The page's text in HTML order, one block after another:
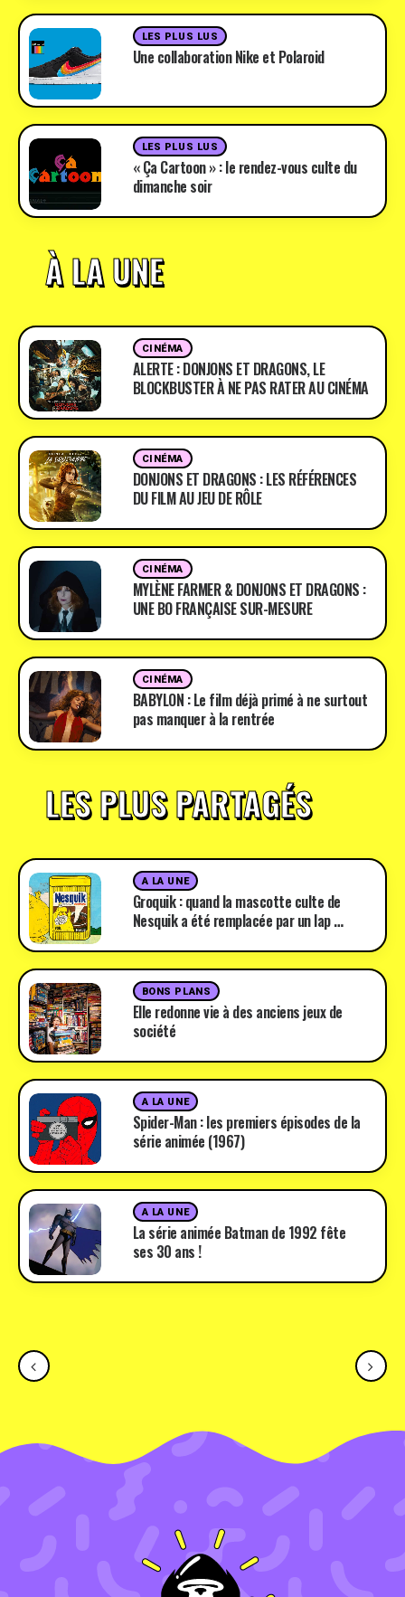
LES PLUS LUS
Une collaboration Nike et Polaroid
LES PLUS LUS
« Ça Cartoon » : le rendez-vous culte du
dimanche soir
À LA UNE
CINÉMA
ALERTE : DONJONS ET DRAGONS, LE
BLOCKBUSTER À NE PAS RATER AU CINÉMA
CINÉMA
DONJONS ET DRAGONS : LES RÉFÉRENCES
DU FILM AU JEU DE RÔLE
CINÉMA
MYLÈNE FARMER & DONJONS ET DRAGONS :
UNE BO FRANÇAISE SUR-MESURE
CINÉMA
BABYLON : Le film déjà primé à ne surtout
pas manquer à la rentrée
LES PLUS PARTAGÉS
A LA UNE
Groquik : quand la mascotte culte de
Nesquik a été remplacée par un lap …
BONS PLANS
Elle redonne vie à des anciens jeux de
société
A LA UNE
Spider-Man : les premiers épisodes de la
série animée (1967)
A LA UNE
La série animée Batman de 1992 fête
ses 30 ans !